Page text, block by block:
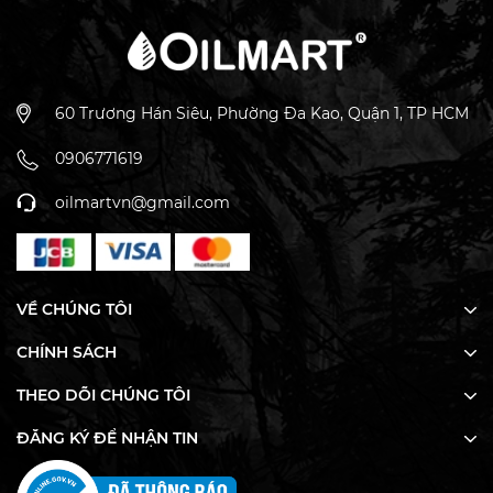
nữ có thai và cho con bú nên tham khảo ý kiến bác sĩ
trước khi sử dụng.
- Không sử dụng tinh dầu nguyên chất trực tiếp trên
da. Có thể kết hợp với dầu nền cho việc chăm sóc cơ
thể (trừ một số loại tinh dầu và dầu nền có chứng chỉ
dùng được cho riêng biệt da).
- Bảo quản nơi khô ráo, thoáng khí.
- Tránh để tinh dầu gần nguồn nhiệt và tiếp xúc trực
- Đậy nắp kỹ khi không sử dụng.
60 Trương Hán Siêu, Phường Đa Kao, Quận 1, TP HCM
0906771619
oilmartvn@gmail.com
VỀ CHÚNG TÔI
CHÍNH SÁCH
THEO DÕI CHÚNG TÔI
ĐĂNG KÝ ĐỂ NHẬN TIN